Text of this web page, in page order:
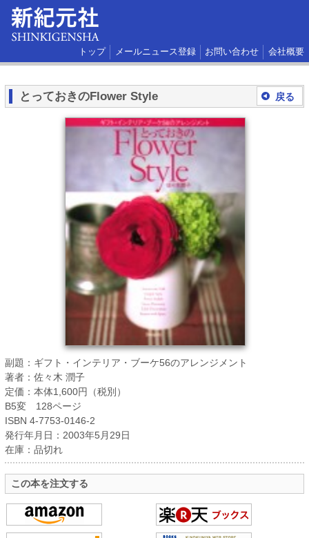
トップ メールニュース登録 お問い合わせ 会社概要
戻る
とっておきのFlower Style
副題：ギフト・インテリア・ブーケ56のアレンジメント
著者：佐々木 潤子
定価：本体1,600円（税別）
B5変 128ページ
ISBN 4-7753-0146-2
発行年月日：2003年5月29日
在庫：品切れ
この本を注文する